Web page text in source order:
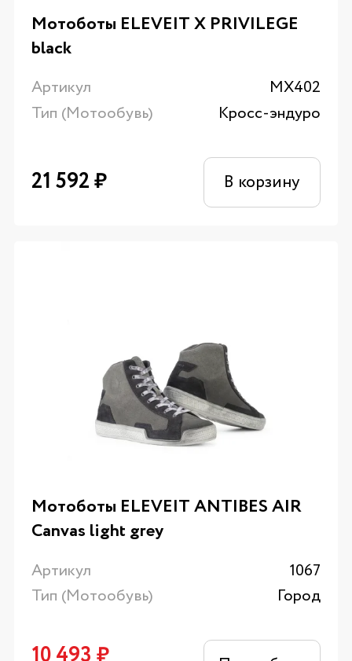
Мотоботы ELEVEIT X PRIVILEGE
black
Артикул
MX402
Тип (Мотообувь)
Кросс-эндуро
21 592₽ В корзину
Мотоботы ELEVEIT ANTIBES AIR
Canvas light grey
Артикул
1067
Тип (Мотообувь)
Город